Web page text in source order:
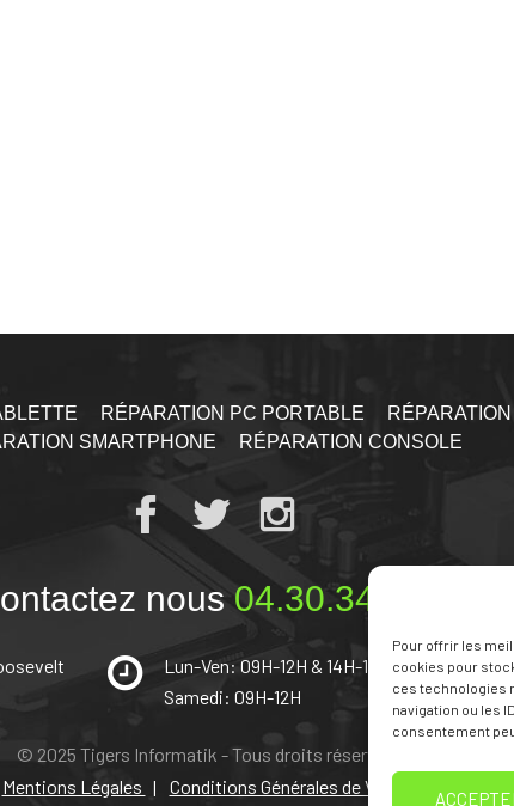
Pour offrir les
cookies pour
ces technologies
navigation ou les
consentement
RÉPARATION PC PORTABLE
SMARTPHONE
RÉPARATION CONSOLE
nous 04.30.34.43.66
Lun-Ven: 09H-12H & 14H-18H
Samedi: 09H-12H
© 2025 Tigers Informatik - Tous droits réservés
Mentions Légales
Conditions Générales de Vente